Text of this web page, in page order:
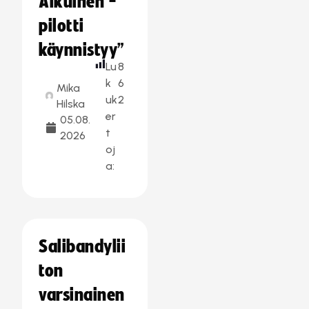
pilotti
käynnistyy”
Mika
Hilska
05.08.
2026
Lu
k
uk
er
t
oj
a:
8
6
2
Salibandylii
ton
varsinainen